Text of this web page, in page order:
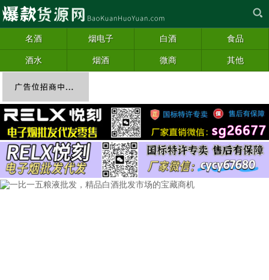
名酒 烟电子 白酒 食品
酒水 烟酒 微商 其他